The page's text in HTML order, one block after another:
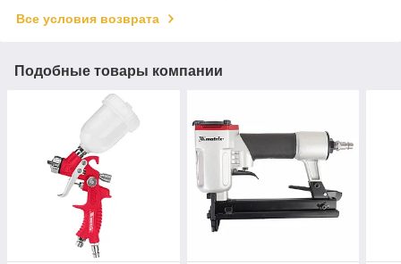
Все условия возврата
Подобные товары компании